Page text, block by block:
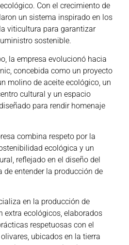
Con el crecimiento de
un sistema inspirado en los
viticultura para garantizar
sostenible.
la empresa evolucionó hacia
concebida como un proyecto
molino de aceite ecológico, un
cultural y un espacio
para rendir homenaje
combina respeto por la
ecológica y un
reflejado en el diseño del
de entender la producción de
en la producción de
extra ecológicos, elaborados
respetuosas con el
ubicados en la tierra